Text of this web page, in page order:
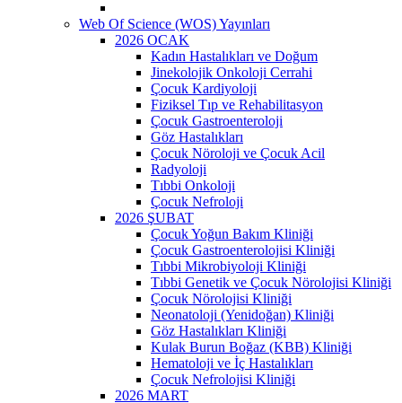
Web Of Science (WOS) Yayınları
2026 OCAK
Kadın Hastalıkları ve Doğum
Jinekolojik Onkoloji Cerrahi
Çocuk Kardiyoloji
Fiziksel Tıp ve Rehabilitasyon
Çocuk Gastroenteroloji
Göz Hastalıkları
Çocuk Nöroloji ve Çocuk Acil
Radyoloji
Tıbbi Onkoloji
Çocuk Nefroloji
2026 ŞUBAT
Çocuk Yoğun Bakım Kliniği
Çocuk Gastroenterolojisi Kliniği
Tıbbi Mikrobiyoloji Kliniği
Tıbbi Genetik ve Çocuk Nörolojisi Kliniği
Çocuk Nörolojisi Kliniği
Neonatoloji (Yenidoğan) Kliniği
Göz Hastalıkları Kliniği
Kulak Burun Boğaz (KBB) Kliniği
Hematoloji ve İç Hastalıkları
Çocuk Nefrolojisi Kliniği
2026 MART